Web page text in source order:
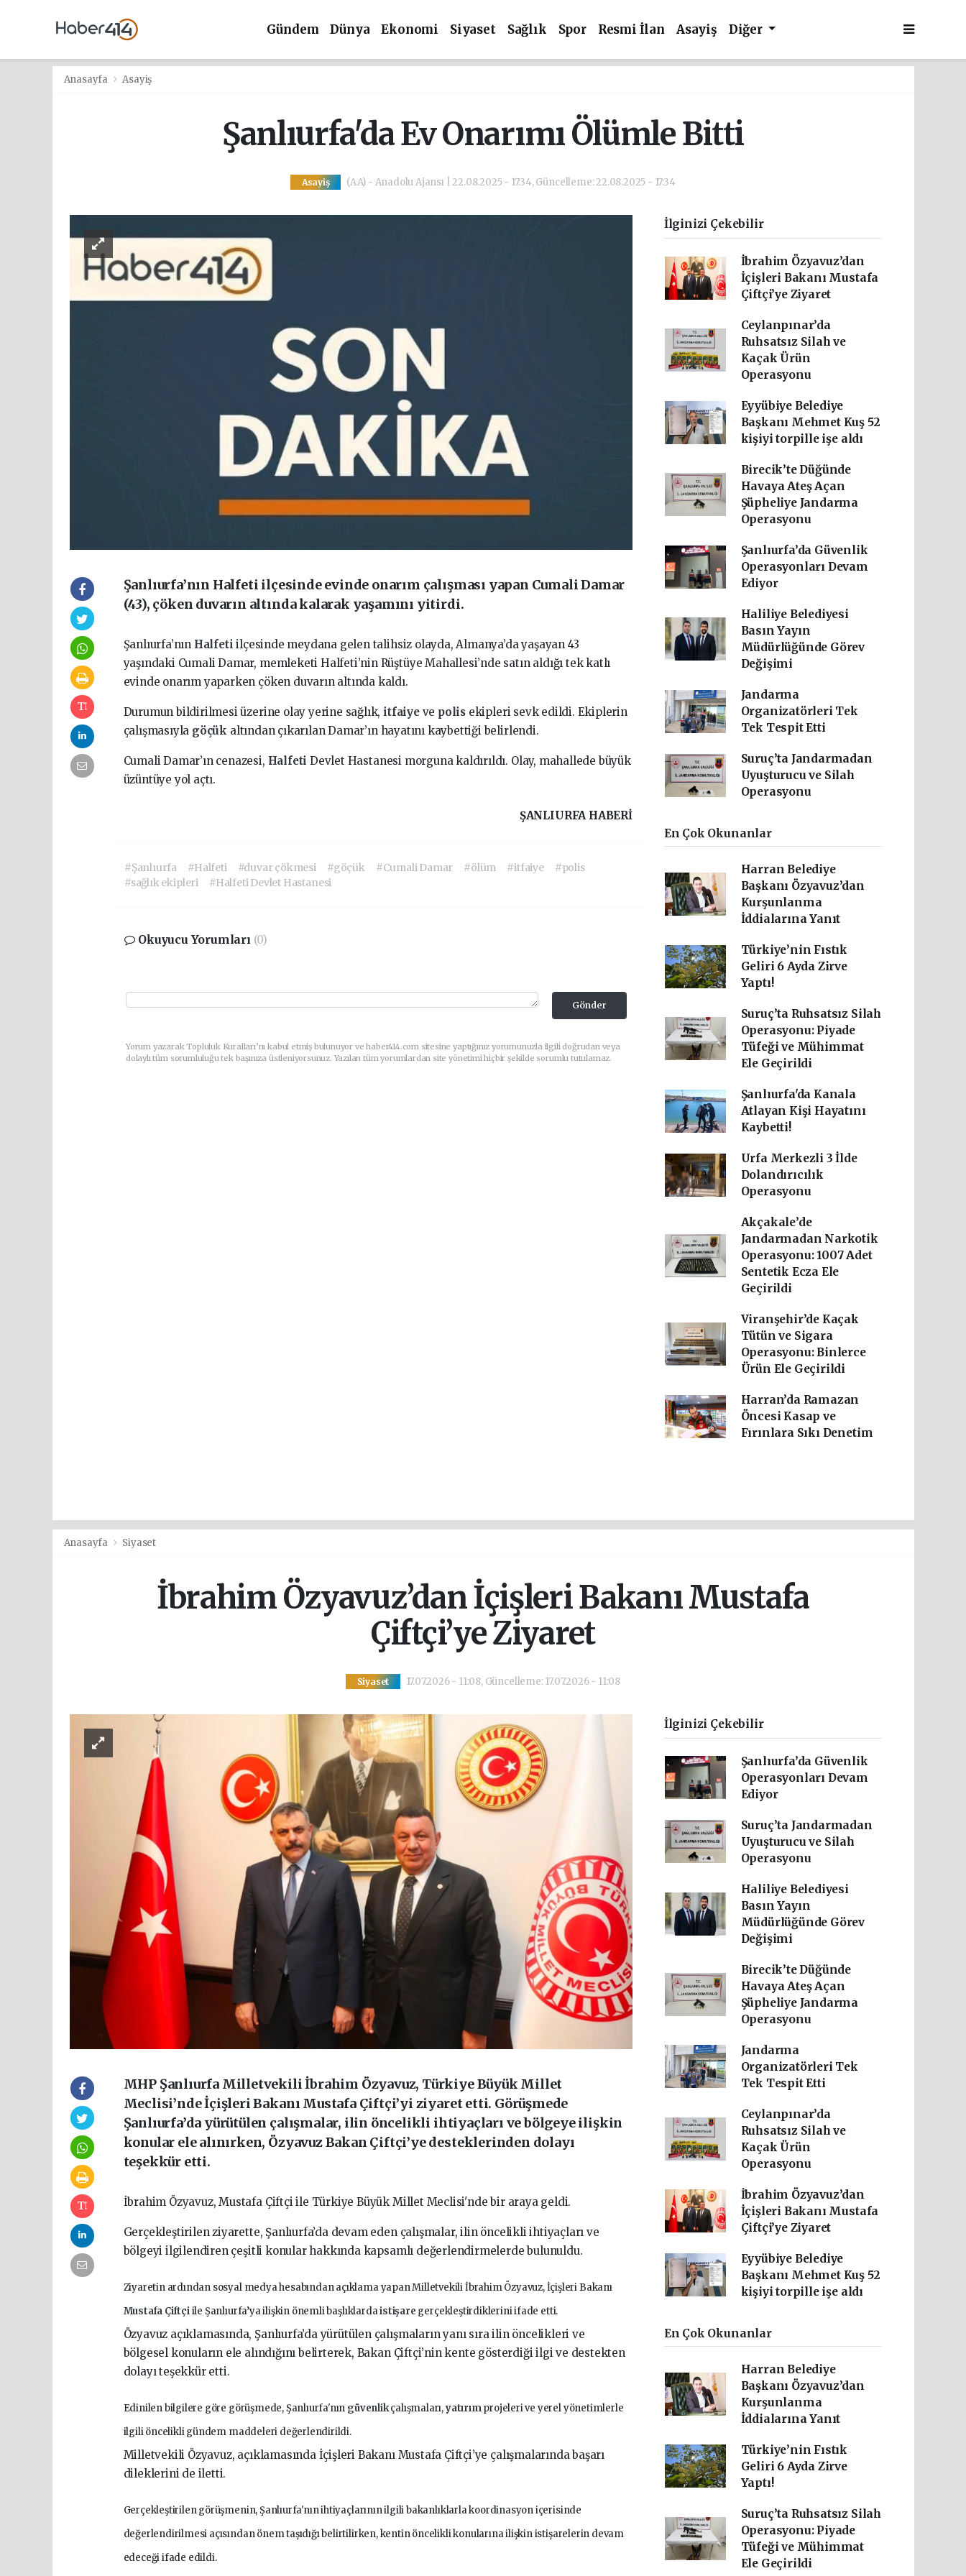
Gündem Dünya Ekonomi Siyaset Sağlık Spor Resmi İlan Asayiş Diğer
Anasayfa Asayiş
Şanlıurfa'da Ev Onarımı Ölümle Bitti
Asayiş (AA) - Anadolu Ajansı | 22.08.2025 - 17:34, Güncelleme: 22.08.2025 - 17:34
Şanlıurfa’nın Halfeti ilçesinde evinde onarım çalışması yapan Cumali Damar
(43), çöken duvarın altında kalarak yaşamını yitirdi.
Şanlıurfa’nın Halfetiilçesinde meydana gelen talihsiz olayda, Almanya’da yaşayan 43
yaşındaki Cumali Damar, memleketi Halfeti’nin Rüştüye Mahallesi’nde satın aldığı tek katlı
evinde onarım yaparken çöken duvarın altında kaldı.
Durumun bildirilmesi üzerine olay yerine sağlık, itfaiye ve polis ekipleri sevk edildi. Ekiplerin
çalışmasıyla göçük altından çıkarılan Damar’ın hayatını kaybettiği belirlendi.
Cumali Damar’ın cenazesi, Halfeti Devlet Hastanesi morguna kaldırıldı. Olay, mahallede büyük
üzüntüye yol açtı.
ŞANLIURFA HABERİ
#Şanlıurfa #Halfeti #duvar çökmesi #göçük #Cumali Damar #ölüm #itfaiye
#polis
#sağlık ekipleri
#Halfeti Devlet Hastanesi
Okuyucu Yorumları (0)
Gönder
Yorum yazarak Topluluk Kuralları’nı kabul etmiş bulunuyor ve haber414.com sitesine yaptığınız yorumunuzla ilgili doğrudan veya
dolaylı tüm sorumluluğu tek başınıza üstleniyorsunuz. Yazılan tüm yorumlardan site yönetimi hiçbir şekilde sorumlu tutulamaz.
İlginizi Çekebilir
İbrahim Özyavuz’dan
İçişleri Bakanı Mustafa
Çiftçi’ye Ziyaret
Ceylanpınar’da
Ruhsatsız Silah ve
Kaçak Ürün
Operasyonu
Eyyübiye Belediye
Başkanı Mehmet Kuş 52
kişiyi torpille işe aldı
Birecik’te Düğünde
Havaya Ateş Açan
Şüpheliye Jandarma
Operasyonu
Şanlıurfa’da Güvenlik
Operasyonları Devam
Ediyor
Haliliye Belediyesi
Basın Yayın
Müdürlüğünde Görev
Değişimi
Jandarma
Organizatörleri Tek
Tek Tespit Etti
Suruç’ta Jandarmadan
Uyuşturucu ve Silah
Operasyonu
En Çok Okunanlar
Harran Belediye
Başkanı Özyavuz’dan
Kurşunlanma
İddialarına Yanıt
Türkiye’nin Fıstık
Geliri 6 Ayda Zirve
Yaptı!
Suruç’ta Ruhsatsız Silah
Operasyonu: Piyade
Tüfeği ve Mühimmat
Ele Geçirildi
Şanlıurfa'da Kanala
Atlayan Kişi Hayatını
Kaybetti!
Urfa Merkezli 3 İlde
Dolandırıcılık
Operasyonu
Akçakale’de
Jandarmadan Narkotik
Operasyonu: 1007 Adet
Sentetik Ecza Ele
Geçirildi
Viranşehir’de Kaçak
Tütün ve Sigara
Operasyonu: Binlerce
Ürün Ele Geçirildi
Harran’da Ramazan
Öncesi Kasap ve
Fırınlara Sıkı Denetim
Anasayfa Siyaset
İbrahim Özyavuz’dan İçişleri Bakanı Mustafa
Çiftçi’ye Ziyaret
Siyaset 17.07.2026 - 11:08, Güncelleme: 17.07.2026 - 11:08
MHP Şanlıurfa Milletvekili İbrahim Özyavuz, Türkiye Büyük Millet
Meclisi’nde İçişleri Bakanı Mustafa Çiftçi’yi ziyaret etti. Görüşmede
Şanlıurfa’da yürütülen çalışmalar, ilin öncelikli ihtiyaçları ve bölgeye ilişkin
konular ele alınırken, Özyavuz Bakan Çiftçi’ye desteklerinden dolayı
teşekkür etti.
İbrahim Özyavuz, Mustafa Çiftçi ile Türkiye Büyük Millet Meclisi'nde bir araya geldi.
Gerçekleştirilen ziyarette, Şanlıurfa’da devam eden çalışmalar, ilin öncelikli ihtiyaçları ve
bölgeyi ilgilendiren çeşitli konular hakkında kapsamlı değerlendirmelerde bulunuldu.
Ziyaretin ardından sosyal medya hesabından açıklama yapan Milletvekili İbrahim Özyavuz, İçişleri Bakanı
Mustafa Çiftçiile Şanlıurfa’ya ilişkin önemli başlıklardaistişare gerçekleştirdiklerini ifade etti.
Özyavuz açıklamasında, Şanlıurfa’da yürütülen çalışmaların yanı sıra ilin öncelikleri ve
bölgesel konuların ele alındığını belirterek, Bakan Çiftçi’nin kente gösterdiği ilgi ve destekten
dolayı teşekkür etti.
Edinilen bilgilere göre görüşmede, Şanlıurfa'nın güvenlikçalışmaları,yatırımprojeleri ve yerel yönetimlerle
ilgili öncelikli gündem maddeleri değerlendirildi.
Milletvekili Özyavuz, açıklamasında İçişleri Bakanı Mustafa Çiftçi’ye çalışmalarında başarı
dileklerini de iletti.
Gerçekleştirilen görüşmenin, Şanlıurfa'nın ihtiyaçlarının ilgili bakanlıklarla koordinasyon içerisinde
değerlendirilmesi açısından önem taşıdığı belirtilirken, kentin öncelikli konularına ilişkin istişarelerin devam
edeceği ifade edildi.
İlginizi Çekebilir
Şanlıurfa’da Güvenlik
Operasyonları Devam
Ediyor
Suruç’ta Jandarmadan
Uyuşturucu ve Silah
Operasyonu
Haliliye Belediyesi
Basın Yayın
Müdürlüğünde Görev
Değişimi
Birecik’te Düğünde
Havaya Ateş Açan
Şüpheliye Jandarma
Operasyonu
Jandarma
Organizatörleri Tek
Tek Tespit Etti
Ceylanpınar’da
Ruhsatsız Silah ve
Kaçak Ürün
Operasyonu
İbrahim Özyavuz’dan
İçişleri Bakanı Mustafa
Çiftçi’ye Ziyaret
Eyyübiye Belediye
Başkanı Mehmet Kuş 52
kişiyi torpille işe aldı
En Çok Okunanlar
Harran Belediye
Başkanı Özyavuz’dan
Kurşunlanma
İddialarına Yanıt
Türkiye’nin Fıstık
Geliri 6 Ayda Zirve
Yaptı!
Suruç’ta Ruhsatsız Silah
Operasyonu: Piyade
Tüfeği ve Mühimmat
Ele Geçirildi